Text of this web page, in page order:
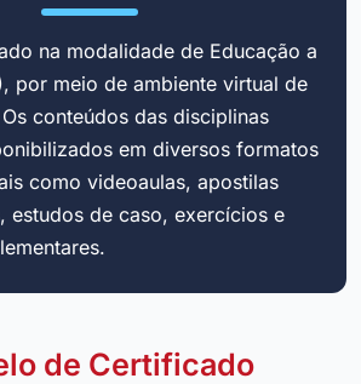
na modalidade de Educação a
por meio de ambiente virtual de
conteúdos das disciplinas
em diversos formatos
como videoaulas, apostilas
estudos de caso, exercícios e
de Certificado